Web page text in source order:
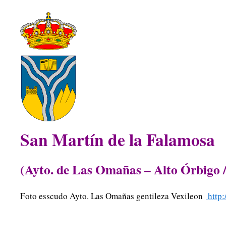
San Martín de la Falamosa
(Ayto. de Las Omañas – Alto
Foto esscudo Ayto. Las Omañas gentileza Vexileon